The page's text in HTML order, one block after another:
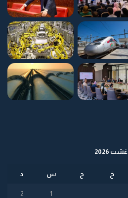
غشت 2026
خ ج س د
1
2